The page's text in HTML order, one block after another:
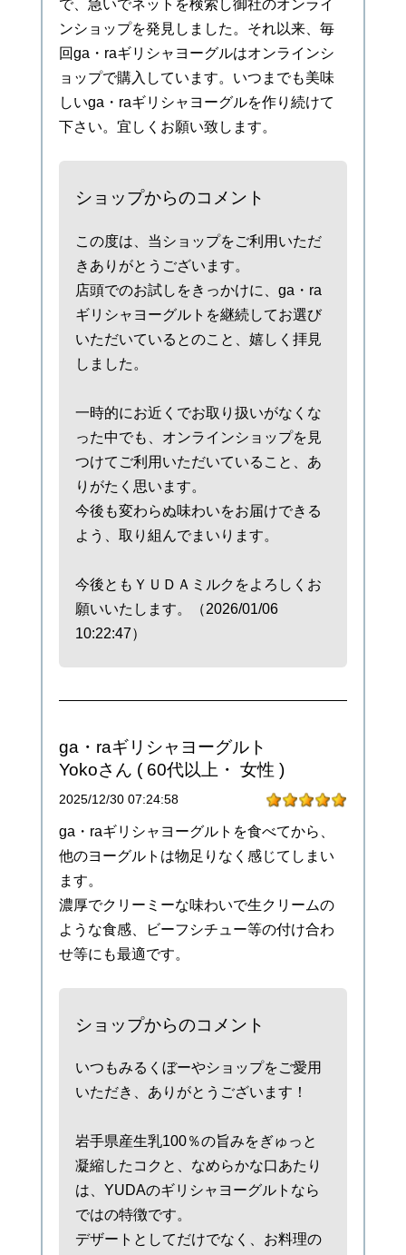
で、急いでネットを検索し御社のオンライ
ンショップを発見しました。それ以来、毎
回ga・raギリシャヨーグルはオンラインシ
ョップで購入しています。いつまでも美味
しいga・raギリシャヨーグルを作り続けて
下さい。宜しくお願い致します。
ショップからのコメント
この度は、当ショップをご利用いただ
きありがとうございます。
店頭でのお試しをきっかけに、ga・ra
ギリシャヨーグルトを継続してお選び
いただいているとのこと、嬉しく拝見
しました。
一時的にお近くでお取り扱いがなくな
った中でも、オンラインショップを見
つけてご利用いただいていること、あ
りがたく思います。
今後も変わらぬ味わいをお届けできる
よう、取り組んでまいります。
今後ともＹＵＤＡミルクをよろしくお
願いいたします。（2026/01/06
10:22:47）
ga・raギリシャヨーグルト
Yokoさん ( 60代以上・ 女性 )
2025/12/30 07:24:58
ga・raギリシャヨーグルトを食べてから、
他のヨーグルトは物足りなく感じてしまい
ます。
濃厚でクリーミーな味わいで生クリームの
ような食感、ビーフシチュー等の付け合わ
せ等にも最適です。
ショップからのコメント
いつもみるくぼーやショップをご愛用
いただき、ありがとうございます！
岩手県産生乳100％の旨みをぎゅっと
凝縮したコクと、なめらかな口あたり
は、YUDAのギリシャヨーグルトなら
ではの特徴です。
デザートとしてだけでなく、お料理の